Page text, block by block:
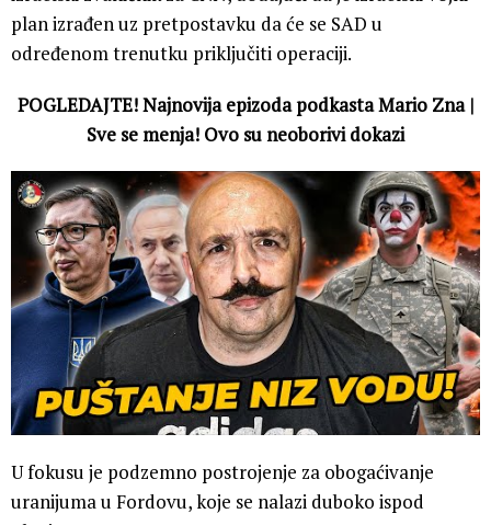
plan izrađen uz pretpostavku da će se SAD u
određenom trenutku priključiti operaciji.
POGLEDAJTE! Najnovija epizoda podkasta Mario Zna |
Sve se menja! Ovo su neoborivi dokazi
U fokusu je podzemno postrojenje za obogaćivanje
uranijuma u Fordovu, koje se nalazi duboko ispod